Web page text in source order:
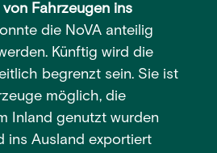
von Fahrzeugen ins
die NoVA anteilig
Künftig wird die
begrenzt sein. Sie ist
möglich, die
Inland genutzt wurden
ins Ausland exportiert